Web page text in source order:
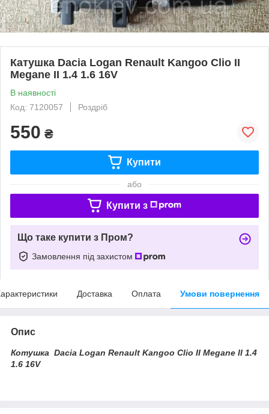
Катушка Dacia Logan Renault Kangoo Clio II
Megane II 1.4 1.6 16V
В наявності
Код: 7120057
Роздріб
550 ₴
Купити
або
Купити з
Що таке купити з Пром?
Замовлення під захистом
Доставка Оплата Умови повернення
Опис
Котушка Dacia Logan Renault Kangoo Clio II Megane II 1.4
1.6 16V